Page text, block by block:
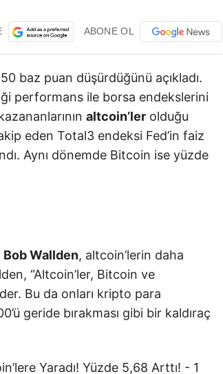
ABONE OL
baz puan düşürdüğünü açıkladı.
performans ile borsa endekslerini
altcoin’ler olduğu
eden Total3 endeksi Fed’in faiz
Aynı dönemde Bitcoin ise yüzde
Bob Wallden, altcoin’lerin daha
“Altcoin’ler, Bitcoin ve
Bu da onları kripto para
geride bırakması gibi bir kaldıraç